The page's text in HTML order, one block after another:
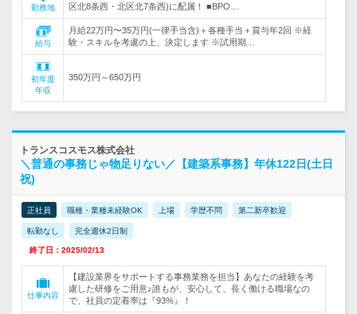
勤務地
区北8条西・北区北7条西)に配属！ ■BPO…
給与
月給22万円〜35万円(一律手当含)＋各種手当＋賞与年2回 ※経
験・スキルを考慮の上、決定します ※試用期…
初年度
年収
350万円～650万円
トランスコスモス株式会社
＼普通の事務じゃ物足りない／【建築系事務】年休122日(土日
祝)
正社員 職種・業種未経験OK 上場 学歴不問 第二新卒歓迎
転勤なし 完全週休2日制
終了日：2025/02/13
仕事内容
【建設業界をサポートする事務業務を担当】あなたの経験を考
慮した研修をご用意♪誰もが、安心して、長く働ける職場なの
で、社員の定着率は『93%』！